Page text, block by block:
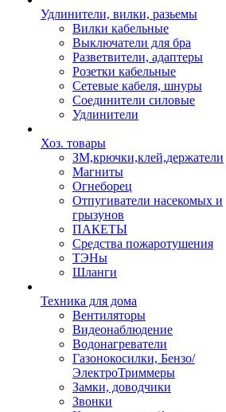
Удлинители, вилки, разьемы
Вилки кабельные
Выключатели для бра
Разветвители, адаптеры
Розетки кабельные
Сетевые кабеля, шнуры
Соединители силовые
Удлинители
Хоз. товары
ЗМ,крючки,клей,держатели
Магниты
Огнеборец
Отпугиватели насекомых и
грызунов
ПАКЕТЫ
Средства пожаротушения
ТЭНы
Шланги
Техника для дома
Вентиляторы
Видеонаблюдение
Водонагреватели
Газонокосилки, Бензо/
ЭлектроТриммеры
Замки, доводчики
Звонки